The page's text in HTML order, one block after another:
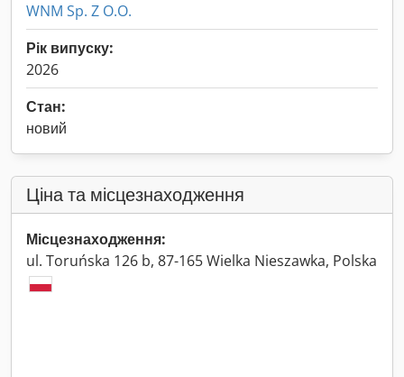
WNM Sp. Z O.O.
Рік випуску:
2026
Стан:
новий
Ціна та місцезнаходження
Місцезнаходження:
ul. Toruńska 126 b, 87-165 Wielka Nieszawka, Polska